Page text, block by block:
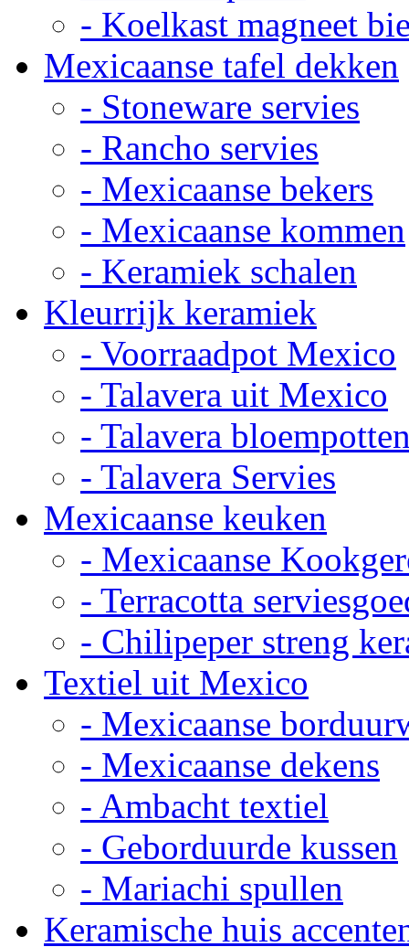
- Koelkast magneet
Mexicaanse tafel dekken
- Stoneware servies
- Rancho servies
- Mexicaanse bekers
- Mexicaanse kommen
- Keramiek schalen
Kleurrijk keramiek
- Voorraadpot Mexico
- Talavera uit Mexico
- Talavera
- Talavera Servies
Mexicaanse keuken
- Mexicaanse
- Terracotta
- Chilipeper streng
Textiel uit Mexico
- Mexicaanse
- Mexicaanse dekens
- Ambacht textiel
- Geborduurde kussen
- Mariachi spullen
Keramische huis